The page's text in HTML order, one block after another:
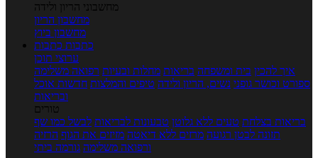
מחשבוני הריון ולידה
מחשבון הריון
מחשבון ביוץ
כתבות כתבות
ערוצי תוכן
איך להכין בית ומשפחה בריאות מחלות ובעיות רפואה משלימה
ספורט וכושר גופני נשים, הריון ולידה טיפים והמלצות חדשות אוכל
ובריאות
טורים
בריאות בצלחת טעים ללא גלוטן טבעונות לבריאות לבשל כמו שף
תזונה לבטן רגועה מרזים ללא דיאטה מזיזים את הגוף הרזיה
ורפואה משלימה גורמה ביתי